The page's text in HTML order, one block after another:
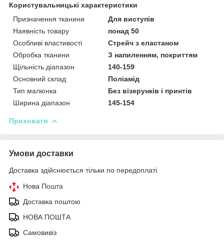
Користувальницькі характеристики
Призначення тканини
Для виступів
Наявність товару
понад 50
Особливі властивості
Стрейч з еластаном
Обробка тканини
З напиленням, покриттям
Щільність діапазон
140-159
Основний склад
Поліамід
Тип малюнка
Без візерунків і принтів
Ширина діапазон
145-154
Приховати
Умови доставки
Доставка здійснюється тільки по передоплаті.
Нова Пошта
Доставка поштою
НОВА ПОШТА
Самовивіз